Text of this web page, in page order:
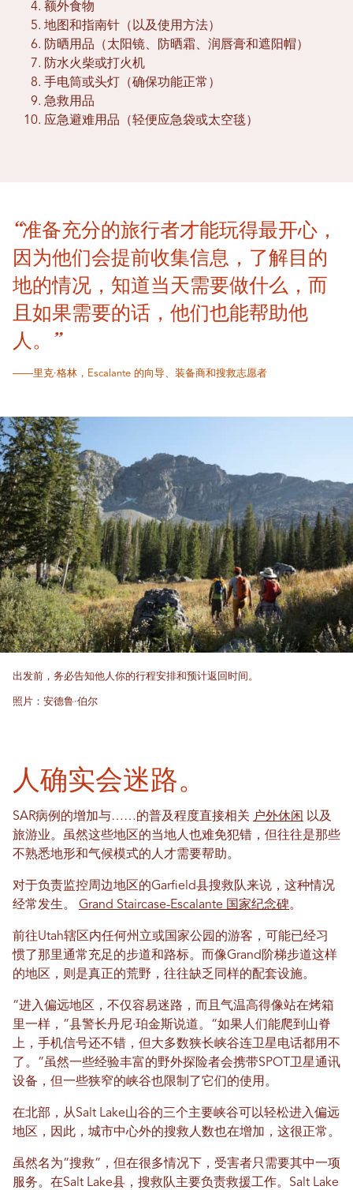
额外食物
地图和指南针（以及使用方法）
防晒用品（太阳镜、防晒霜、润唇膏和遮阳帽）
防水火柴或打火机
手电筒或头灯（确保功能正常）
急救用品
应急避难用品（轻便应急袋或太空毯）
“准备充分的旅行者才能玩得最开心，
因为他们会提前收集信息，了解目的
地的情况，知道当天需要做什么，而
且如果需要的话，他们也能帮助他
人。”
——里克·格林，Escalante 的向导、装备商和搜救志愿者
出发前，务必告知他人你的行程安排和预计返回时间。
照片：安德鲁·伯尔
人确实会迷路。
SAR病例的增加与……的普及程度直接相关 户外休闲 以及
旅游业。虽然这些地区的当地人也难免犯错，但往往是那些
不熟悉地形和气候模式的人才需要帮助。
对于负责监控周边地区的Garfield县搜救队来说，这种情况
经常发生。 Grand Staircase-Escalante 国家纪念碑。
前往Utah辖区内任何州立或国家公园的游客，可能已经习
惯了那里通常充足的步道和路标。而像Grand阶梯步道这样
的地区，则是真正的荒野，往往缺乏同样的配套设施。
“进入偏远地区，不仅容易迷路，而且气温高得像站在烤箱
里一样，”县警长丹尼·珀金斯说道。“如果人们能爬到山脊
上，手机信号还不错，但大多数狭长峡谷连卫星电话都用不
了。”虽然一些经验丰富的野外探险者会携带SPOT卫星通讯
设备，但一些狭窄的峡谷也限制了它们的使用。
在北部，从Salt Lake山谷的三个主要峡谷可以轻松进入偏远
地区，因此，城市中心外的搜救人数也在增加，这很正常。
虽然名为“搜救”，但在很多情况下，受害者只需要其中一项
服务。在Salt Lake县，搜救队主要负责救援工作。Salt Lake